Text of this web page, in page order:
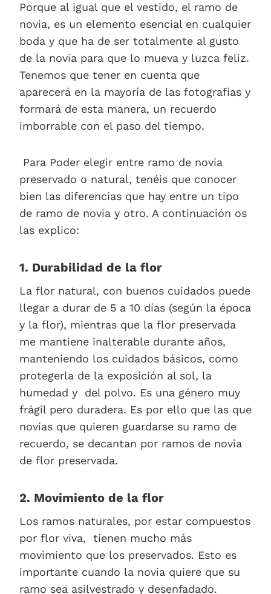
Porque al igual que el vestido, el ramo de
novia, es un elemento esencial en cualquier
boda y que ha de ser totalmente al gusto
de la novia para que lo mueva y luzca feliz.
Tenemos que tener en cuenta que
aparecerá en la mayoría de las fotografías y
formará de esta manera, un recuerdo
imborrable con el paso del tiempo.
Para Poder elegir entre ramo de novia
preservado o natural, tenéis que conocer
bien las diferencias que hay entre un tipo
de ramo de novia y otro. A continuación os
las explico:
1. Durabilidad de la flor
La flor natural, con buenos cuidados puede
llegar a durar de 5 a 10 días (según la época
y la flor), mientras que la flor preservada
me mantiene inalterable durante años,
manteniendo los cuidados básicos, como
protegerla de la exposición al sol, la
humedad y del polvo. Es una género muy
frágil pero duradera. Es por ello que las que
novias que quieren guardarse su ramo de
recuerdo, se decantan por ramos de novia
de flor preservada.
2. Movimiento de la flor
Los ramos naturales, por estar compuestos
por flor viva, tienen mucho más
movimiento que los preservados. Esto es
importante cuando la novia quiere que su
ramo sea asilvestrado y desenfadado.